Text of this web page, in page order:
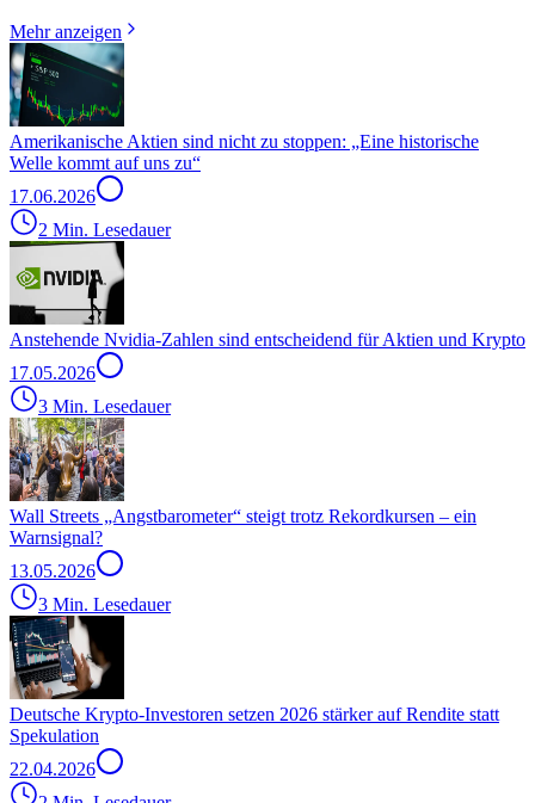
Mehr anzeigen
Amerikanische Aktien sind nicht zu stoppen: „Eine historische
Welle kommt auf uns zu“
17.06.2026
2 Min. Lesedauer
Anstehende Nvidia-Zahlen sind entscheidend für Aktien und Krypto
17.05.2026
3 Min. Lesedauer
Wall Streets „Angstbarometer“ steigt trotz Rekordkursen – ein
Warnsignal?
13.05.2026
3 Min. Lesedauer
Deutsche Krypto-Investoren setzen 2026 stärker auf Rendite statt
Spekulation
22.04.2026